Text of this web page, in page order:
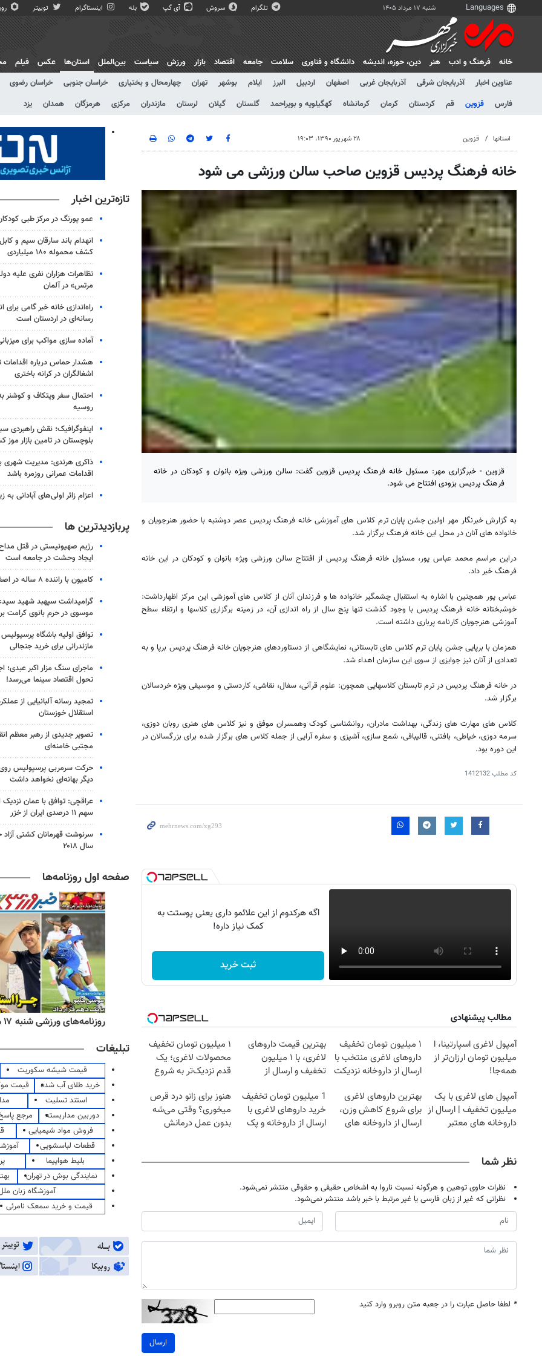
شنبه ۱۷ مرداد ۱۴۰۵ تلگرام سروش آی گپ بله اینستاگرام توییتر
خانه فرهنگ و ادب هنر دين، حوزه، انديشه دانشگاه و فناوری سلامت جامعه اقتصاد بازار ورزش سیاست بین‌الملل
استان‌ها
عناوین اخبار
آذربایجان شرقی آذربایجان غربی اصفهان اردبیل البرز ایلام بوشهر تهران چهارمحال و بختیاری خراسان جنوبی خراسان رضوی
فارس
قزوین قم کردستان کرمان کرمانشاه کهگیلویه و بویراحمد گلستان گیلان لرستان مازندران مرکزی هرمزگان همدان یزد
عکس فیلم
استانها قزوین ۲۸ شهریور ۱۳۹۰، ۱۹:۰۳
خانه فرهنگ پردیس قزوین صاحب سالن ورزشی می شود
قزوین - خبرگزاری مهر: مسئول خانه فرهنگ پردیس قزوین گفت: سالن ورزشی ویژه بانوان و کودکان در خانه
فرهنگ پردیس بزودی افتتاح می شود.
به گزارش خبرنگار مهر اولین جشن پایان ترم کلاس های آموزشی خانه فرهنگ پردیس عصر دوشنبه با حضور هنرجویان و
خانواده های آنان در محل این خانه فرهنگ برگزار شد.
دراین مراسم محمد عباس پور، مسئول خانه فرهنگ پردیس از افتتاح سالن ورزشی ویژه بانوان و کودکان در این خانه
فرهنگ خبر داد.
عباس پور همچنین با اشاره به استقبال چشمگیر خانواده ها و فرزندان آنان از کلاس های آموزشی این مرکز اظهارداشت:
خوشبختانه خانه فرهنگ پردیس با وجود گذشت تنها پنج سال از راه اندازی آن، در زمینه برگزاری کلاسها و ارتقاء سطح
آموزشی هنرجویان کارنامه پرباری داشته است.
همزمان با برپایی جشن پایان ترم کلاس های تابستانی، نمایشگاهی از دستاوردهای هنرجویان خانه فرهنگ پردیس برپا و به
تعدادی از آنان نیز جوایزی از سوی این سازمان اهداء شد.
در خانه فرهنگ پردیس در ترم تابستان کلاسهایی همچون: علوم قرآنی، سفال، نقاشی، کاردستی و موسیقی ویژه خردسالان
برگزار شد.
کلاس های مهارت های زندگی، بهداشت مادران، روانشناسی کودک وهمسران موفق و نیز کلاس های هنری روبان دوزی،
سرمه دوزی، خیاطی، بافتنی، قالیبافی، شمع سازی، آشپزی و سفره آرایی از جمله کلاس های برگزار شده برای بزرگسالان در
این دوره بود.
کد مطلب1412132
اگه هرکدوم از این علائمو داری یعنی پوستت به
کمک نیاز داره!
ثبت خرید
مطالب پیشنهادی
آمپول لاغری اسپارتینا، ا
میلیون تومان ارزان‌تر از
همه‌جا!
۱ میلیون تومان تخفیف
داروهای لاغری منتخب با
ارسال از داروخانه نزدیکت
بهترین قیمت داروهای
لاغری، با ۱ میلیون
تخفیف و ارسال از
۱ میلیون تومان تخفیف
محصولات لاغری؛ یک
قدم نزدیک‌تر به شروع
آمپول های لاغری با یک
میلیون تخفیف | ارسال از
داروخانه های معتبر
بهترین داروهای لاغری
برای شروع کاهش وزن،
ارسال از داروخانه های
1 میلیون تومان تخفیف
خرید داروهای لاغری با
ارسال از داروخانه و پک
هنوز برای زانو درد قرص
میخوری؟ وقتی می‌شه
بدون عمل درمانش
نظر شما
نظرات حاوی توهین و هرگونه نسبت ناروا به اشخاص حقیقی و حقوقی منتشر نمی‌شود.
نظراتی که غیر از زبان فارسی یا غیر مرتبط با خبر باشد منتشر نمی‌شود.
* لطفا حاصل عبارت را در جعبه متن روبرو وارد کنید
ارسال
تازه‌ترین اخبار
عمو پورنگ در مرکز طبی
انهدام باند سارقان سیم و
کشف محموله ۱۸۰ میلیاردی
تظاهرات هزاران نفری علیه
مرتس» در آلمان
راه‌اندازی خانه خبر گامی
رسانه‌ای در اردستان است
آماده سازی مواکب برای
هشدار حماس درباره اقدامات
اشغالگران در کرانه باختری
احتمال سفر ویتکاف و کوشنر
روسیه
اینفوگرافیک؛ نقش راهبردی
بلوچستان در تامین بازار موز
ذاکری هرندی: مدیریت شهری بم
اقدامات عمرانی روزمره باشد
اعزام زائر اولی‌های آبادانی
پربازدیدترین ها
رژیم صهیونیستی در قتل
ایجاد وحشت در جامعه است
کامیون با راننده ۸ ساله در اصفهان توقیف شد
گرامیداشت سپهبد شهید
موسوی در حرم بانوی کرامت
توافق اولیه باشگاه
مازندرانی برای خرید جنجالی
ماجرای سنگ مزار اکبر عبدی؛
تحول اقتصاد سینما می‌رسد!
تمجید رسانه آلبانیایی از
استقلال خوزستان
تصویر جدیدی از رهبر معظم
مجتبی خامنه‌ای
حرکت سرمربی پرسپولیس روی
دیگر بهانه‌ای نخواهد داشت
عراقچی: توافق با عمان
سهم ۱۱ درصدی ایران از خزر
سرنوشت قهرمانان کشتی آزاد
سال ۲۰۱۸
صفحه اول روزنامه‌ها
روزنامه‌های صبح شنبه ۱۷ مرداد ۱۴۰۵ روزنامه‌های اقتصادی شنبه ۱۷ مرداد ۱۴۰۵ روزنامه‌های ورزشی شنبه ۱۷ مرداد ۱۴۰۵
تبلیغات
قیمت شیشه سکوریت
خرید طلای آب شده
قیمت
استند تسلیت
دوربین مداربسته
مرجع
فروش مواد شیمیایی
قطعات لباسشویی
بلیط هواپیما
نمایندگی بوش در تهران
آموزشگاه زبان
قیمت و خرید سمعک نامرئی